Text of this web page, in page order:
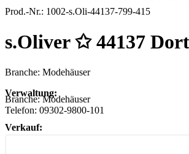
Prod.-Nr.: 1002-s.Oli-44137-799-415
s.Oliver ✩ 44137
Branche: Modehäuser
Verwaltung:
Branche:Modehäuser
Telefon: 09302-9800-101
Verkauf: